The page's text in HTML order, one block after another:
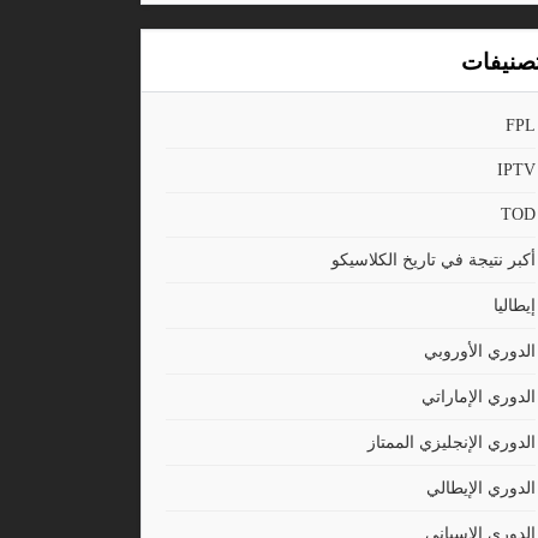
FPL
IPTV
TOD
أكبر نتيجة في تاريخ الكلاسيكو
إيطاليا
الدوري الأوروبي
الدوري الإماراتي
الدوري الإنجليزي الممتاز
الدوري الإيطالي
الدوري الاسباني